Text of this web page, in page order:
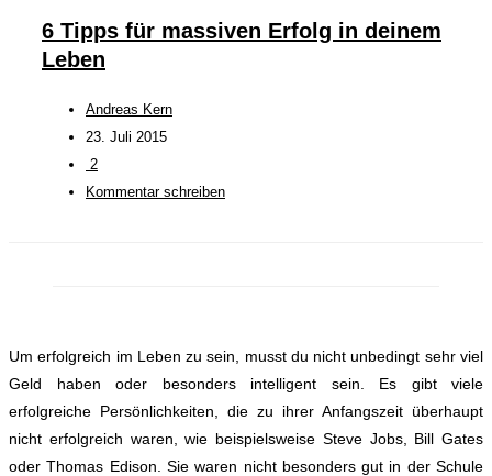
6 Tipps für massiven Erfolg in deinem
Leben
Andreas Kern
23. Juli 2015
2
Kommentar schreiben
Um erfolgreich im Leben zu sein, musst du nicht unbedingt sehr viel
Geld haben oder besonders intelligent sein. Es gibt viele
erfolgreiche Persönlichkeiten, die zu ihrer Anfangszeit überhaupt
nicht erfolgreich waren, wie beispielsweise Steve Jobs, Bill Gates
oder Thomas Edison. Sie waren nicht besonders gut in der Schule